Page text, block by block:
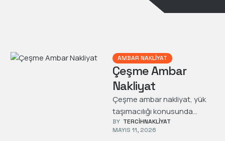
AMBAR NAKLIYAT
Çeşme Ambar
Nakliyat
Çeşme ambar nakliyat, yük
taşımacılığı konusunda
güvenilir ve hızlı çözümler
sunan bir hizmettir. Tercih
BY TERCIHNAKLIYAT
MAYIS 11, 2026